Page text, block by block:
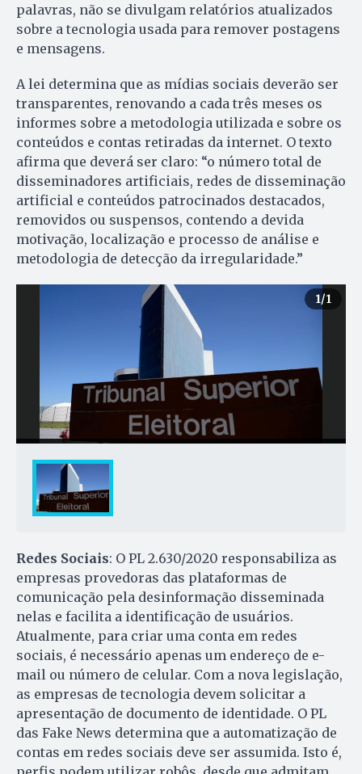
palavras, não se divulgam relatórios atualizados
sobre a tecnologia usada para remover postagens
e mensagens.
A lei determina que as mídias sociais deverão ser
transparentes, renovando a cada três meses os
informes sobre a metodologia utilizada e sobre os
conteúdos e contas retiradas da internet. O texto
afirma que deverá ser claro: “o número total de
disseminadores artificiais, redes de disseminação
artificial e conteúdos patrocinados destacados,
removidos ou suspensos, contendo a devida
motivação, localização e processo de análise e
metodologia de detecção da irregularidade.”
1/1
Redes Sociais: O PL 2.630/2020 responsabiliza as
empresas provedoras das plataformas de
comunicação pela desinformação disseminada
nelas e facilita a identificação de usuários.
Atualmente, para criar uma conta em redes
sociais, é necessário apenas um endereço de e-
mail ou número de celular. Com a nova legislação,
as empresas de tecnologia devem solicitar a
apresentação de documento de identidade. O PL
das Fake News determina que a automatização de
contas em redes sociais deve ser assumida. Isto é,